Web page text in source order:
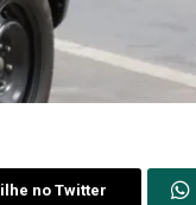
no Twitter